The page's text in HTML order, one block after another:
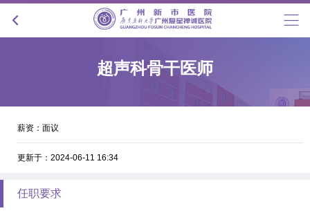
超声科骨干医师
薪资：面议
更新于：2024-06-11 16:34
任职要求